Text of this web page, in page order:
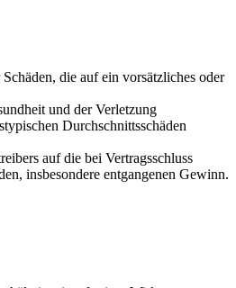
die auf ein vorsätzliches oder
und der Verletzung
Durchschnittsschäden
auf die bei Vertragsschluss
insbesondere entgangenen Gewinn.